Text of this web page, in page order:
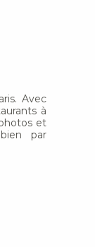
Avec
à
et
par